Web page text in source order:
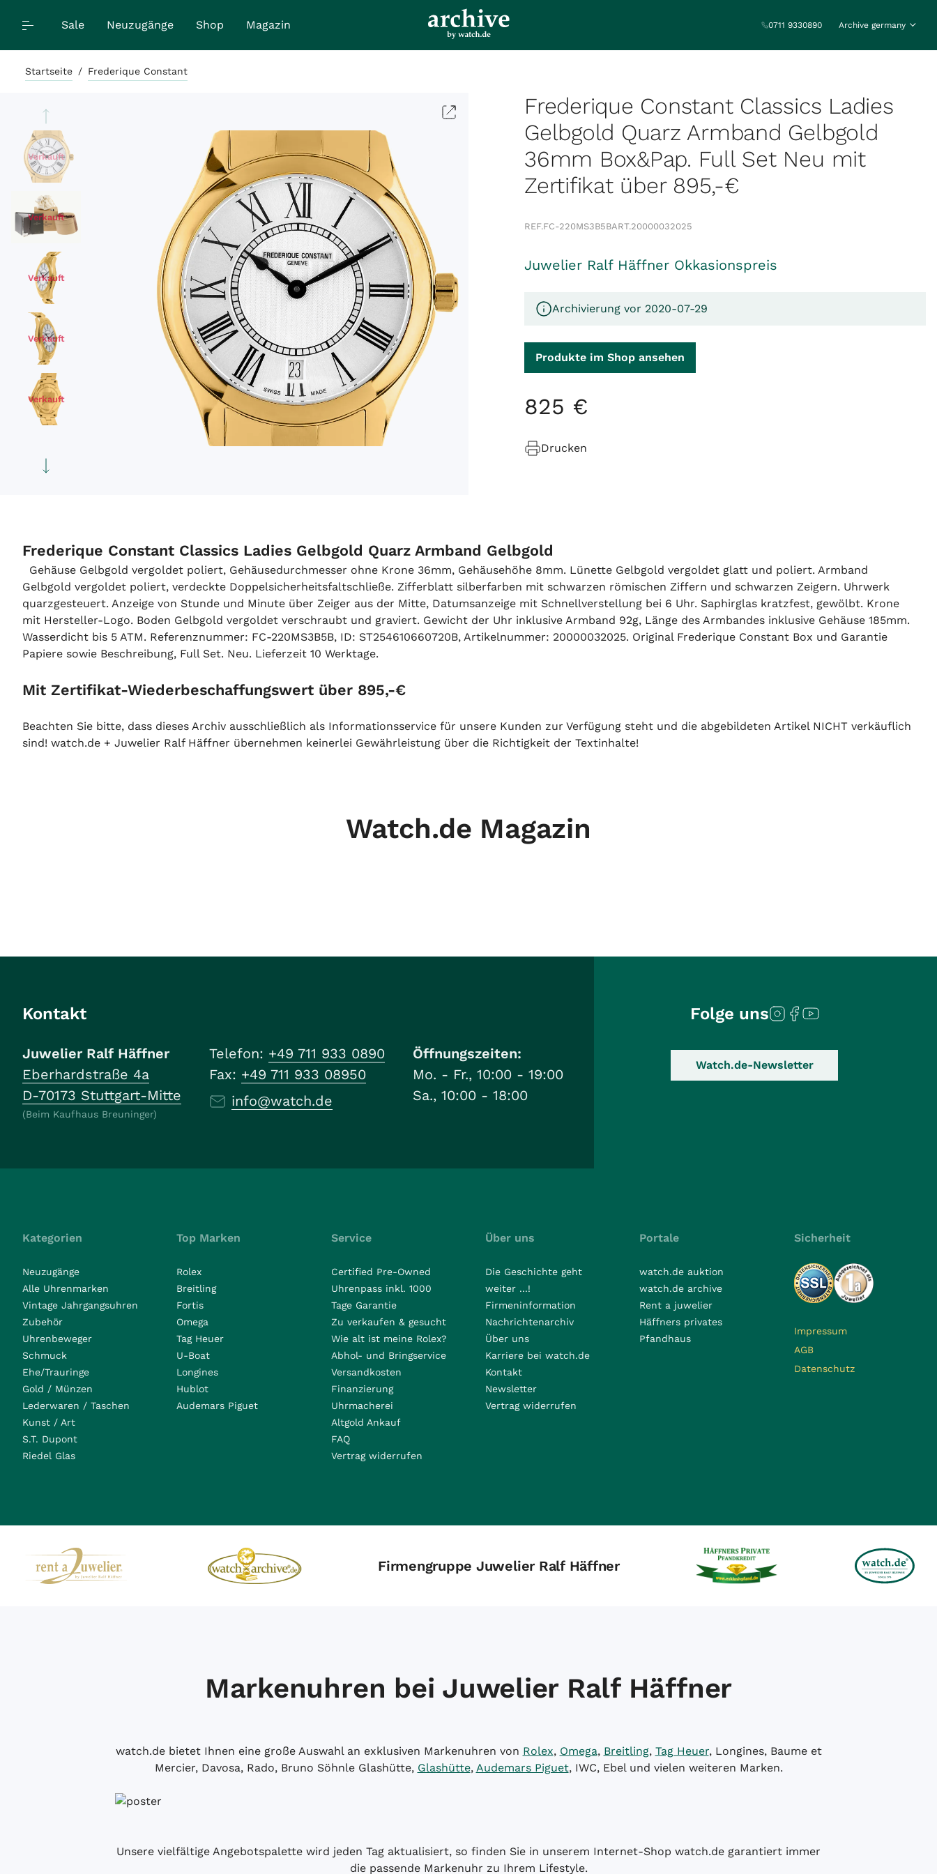
Sale Neuzugänge Shop Magazin 0711 9330890 Archive germany
Startseite / Frederique Constant
Frederique Constant Classics Ladies
Gelbgold Quarz Armband Gelbgold
36mm Box&Pap. Full Set Neu mit
Zertifikat über 895,-€
Verkauft
Verkauft
Verkauft
Verkauft
Verkauft
Verkauft
REF.FC-220MS3B5BART.20000032025
Juwelier Ralf Häffner Okkasionspreis
Archivierung vor 2020-07-29
Produkte im Shop ansehen
825 €
Drucken
Frederique Constant Classics Ladies Gelbgold Quarz Armband Gelbgold
Gehäuse Gelbgold vergoldet poliert, Gehäusedurchmesser ohne Krone 36mm, Gehäusehöhe 8mm. Lünette Gelbgold vergoldet glatt und poliert. Armband
Gelbgold vergoldet poliert, verdeckte Doppelsicherheitsfaltschließe. Zifferblatt silberfarben mit schwarzen römischen Ziffern und schwarzen Zeigern. Uhrwerk
quarzgesteuert. Anzeige von Stunde und Minute über Zeiger aus der Mitte, Datumsanzeige mit Schnellverstellung bei 6 Uhr. Saphirglas kratzfest, gewölbt. Krone
mit Hersteller-Logo. Boden Gelbgold vergoldet verschraubt und graviert. Gewicht der Uhr inklusive Armband 92g, Länge des Armbandes inklusive Gehäuse 185mm.
Wasserdicht bis 5 ATM. Referenznummer: FC-220MS3B5B, ID: ST254610660720B, Artikelnummer: 20000032025. Original Frederique Constant Box und Garantie
Papiere sowie Beschreibung, Full Set. Neu. Lieferzeit 10 Werktage.
Mit Zertifikat-Wiederbeschaffungswert über 895,-€
Beachten Sie bitte, dass dieses Archiv ausschließlich als Informationsservice für unsere Kunden zur Verfügung steht und die abgebildeten Artikel NICHT verkäuflich
sind! watch.de + Juwelier Ralf Häffner übernehmen keinerlei Gewährleistung über die Richtigkeit der Textinhalte!
Watch.de Magazin
Kontakt
Juwelier Ralf Häffner
Eberhardstraße 4a
D-70173 Stuttgart-Mitte
(Beim Kaufhaus Breuninger)
Telefon: +49 711 933 0890
Fax: +49 711 933 08950
info@watch.de
Öffnungszeiten:
Mo. - Fr., 10:00 - 19:00
Sa., 10:00 - 18:00
Folge uns
Watch.de-Newsletter
Kategorien
Neuzugänge
Alle Uhrenmarken
Vintage Jahrgangsuhren
Zubehör
Uhrenbeweger
Schmuck
Ehe/Trauringe
Gold / Münzen
Lederwaren / Taschen
Kunst / Art
S.T. Dupont
Riedel Glas
Top Marken
Rolex
Breitling
Fortis
Omega
Tag Heuer
U-Boat
Longines
Hublot
Audemars Piguet
Service
Certified Pre-Owned
Uhrenpass inkl. 1000
Tage Garantie
Zu verkaufen & gesucht
Wie alt ist meine Rolex?
Abhol- und Bringservice
Versandkosten
Finanzierung
Uhrmacherei
Altgold Ankauf
FAQ
Vertrag widerrufen
Über uns
Die Geschichte geht
weiter ...!
Firmeninformation
Nachrichtenarchiv
Über uns
Karriere bei watch.de
Kontakt
Newsletter
Vertrag widerrufen
Portale
watch.de auktion
watch.de archive
Rent a juwelier
Häffners privates
Pfandhaus
Sicherheit
Impressum
AGB
Datenschutz
Firmengruppe Juwelier Ralf Häffner
Markenuhren bei Juwelier Ralf Häffner
watch.de bietet Ihnen eine große Auswahl an exklusiven Markenuhren von Rolex, Omega, Breitling, Tag Heuer, Longines, Baume et
Mercier, Davosa, Rado, Bruno Söhnle Glashütte, Glashütte, Audemars Piguet, IWC, Ebel und vielen weiteren Marken.
Unsere vielfältige Angebotspalette wird jeden Tag aktualisiert, so finden Sie in unserem Internet-Shop watch.de garantiert immer
die passende Markenuhr zu Ihrem Lifestyle.